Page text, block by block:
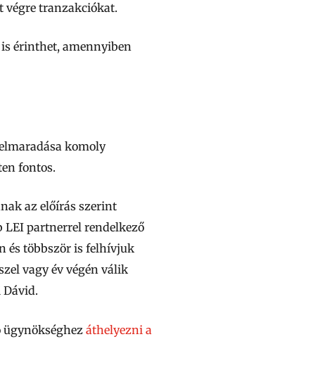
végre tranzakciókat.
érinthet, amennyiben
komoly
fontos.
az előírás szerint
LEI partnerrel rendelkező
és többször is felhívjuk
vagy év végén válik
áthelyezni a